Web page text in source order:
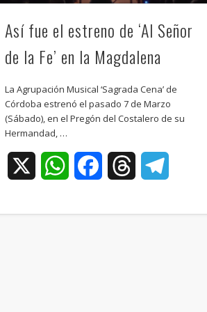
Así fue el estreno de ‘Al Señor
de la Fe’ en la Magdalena
La Agrupación Musical ‘Sagrada Cena’ de
Córdoba estrenó el pasado 7 de Marzo
(Sábado), en el Pregón del Costalero de su
Hermandad, …
WhatsAppFacebookThreads